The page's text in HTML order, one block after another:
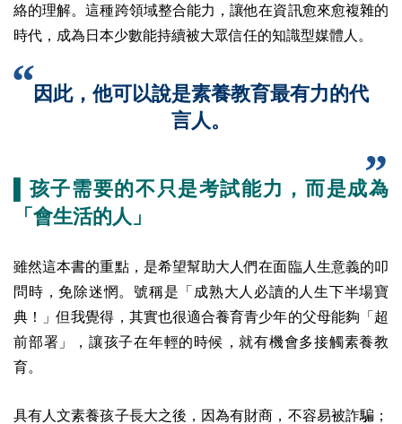
絡的理解。這種跨領域整合能力，讓他在資訊愈來愈複雜的
時代，成為日本少數能持續被大眾信任的知識型媒體人。
因此，他可以說是素養教育最有力的代
言人。
▌孩子需要的不只是考試能力，而是成為
「會生活的人」
雖然這本書的重點，是希望幫助大人們在面臨人生意義的叩
問時，免除迷惘。 號稱是「成熟大人必讀的人生下半場寶
典！」但我覺得，其實也很適合養育青少年的父母能夠「超
前部署」，讓孩子在年輕的時候，就有機會多接觸素養教
育。
具有人文素養孩子長大之後，因為有財商，不容易被詐騙；